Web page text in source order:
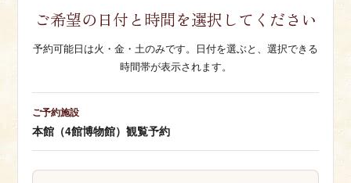
ご希望の日付と時間を選択してください
予約可能日は火・金・土のみです。日付を選ぶと、選択できる
時間帯が表示されます。
ご予約施設
本館（4館博物館）観覧予約